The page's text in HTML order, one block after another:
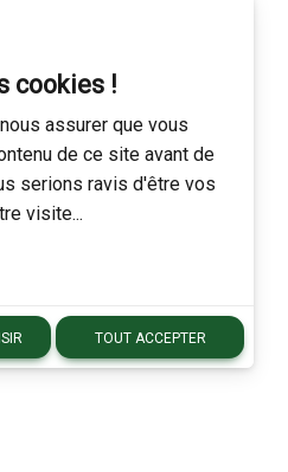
cookies !
assurer que vous
de ce site avant de
serions ravis d'être vos
visite...
TOUT ACCEPTER